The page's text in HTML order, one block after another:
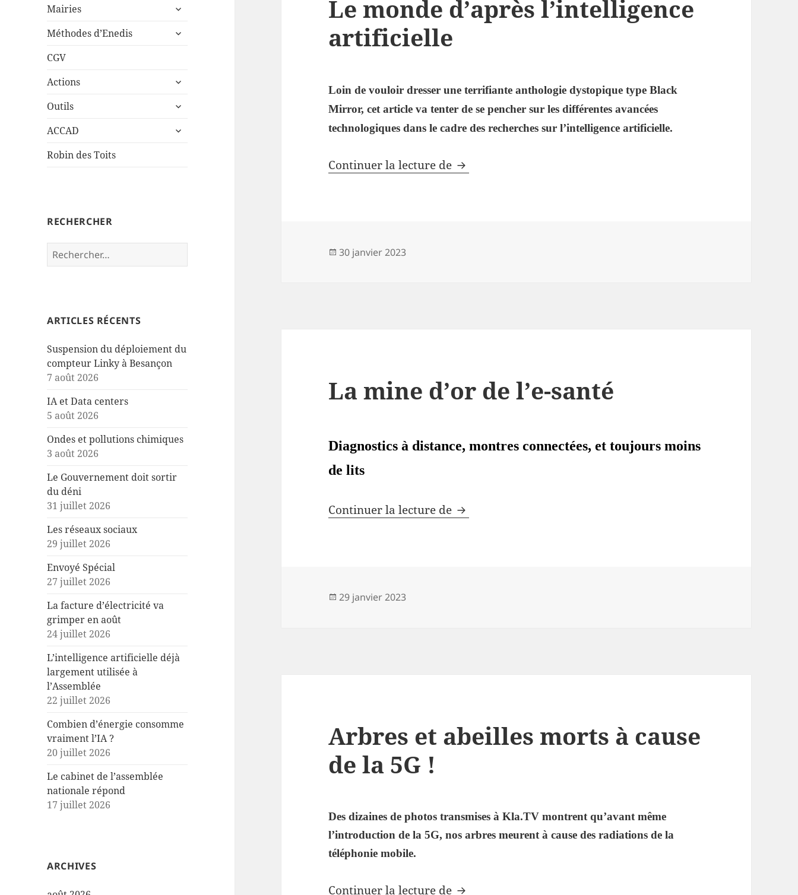
sous-
Mairies
ouvrir
sous-
Méthodes d’Enedis
ouvrir
CGV
Actions
ouvrir
sous-
Outils
ouvrir
sous-
ACCAD
ouvrir
Robin des Toits
RECHERCHER
Rechercher :
ARTICLES RÉCENTS
Suspension du déploiement du
compteur Linky à Besançon
7 août 2026
IA et Data centers
5 août 2026
Ondes et pollutions chimiques
3 août 2026
Le Gouvernement doit sortir
du déni
31 juillet 2026
Les réseaux sociaux
29 juillet 2026
Envoyé Spécial
27 juillet 2026
La facture d’électricité va
grimper en août
24 juillet 2026
L’intelligence artificielle déjà
largement utilisée à
l’Assemblée
22 juillet 2026
Combien d’énergie consomme
vraiment l’IA ?
20 juillet 2026
Le cabinet de l’assemblée
nationale répond
17 juillet 2026
ARCHIVES
Le monde d’après l’intelligence
artificielle
Loin de vouloir dresser une terrifiante anthologie dystopique type Black
Mirror, cet article va tenter de se pencher sur les différentes avancées
technologiques dans le cadre des recherches sur l’intelligence artificielle.
Continuer la lecture de Le monde d’après l’intelligence artificielle
Publié
30 janvier 2023
La mine d’or de l’e-santé
Diagnostics à distance, montres connectées, et toujours moins
de lits
Continuer la lecture de La mine d’or de l’e-santé
Publié
29 janvier 2023
Arbres et abeilles morts à cause
de la 5G !
Des dizaines de photos transmises à Kla.TV montrent qu’avant même
l’introduction de la 5G, nos arbres meurent à cause des radiations de la
téléphonie mobile.
Continuer la lecture de Arbres et abeilles morts à cause de la 5G !